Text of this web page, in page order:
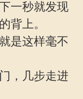
一秒就发现
背上。
是这样毫不
，几步走进